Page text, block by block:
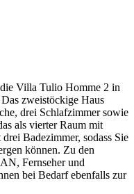
Villa Tulio Homme 2 in
zweistöckige Haus
drei Schlafzimmer sowie
als vierter Raum mit
Badezimmer, sodass Sie
können. Zu den
Fernseher und
bei Bedarf ebenfalls zur